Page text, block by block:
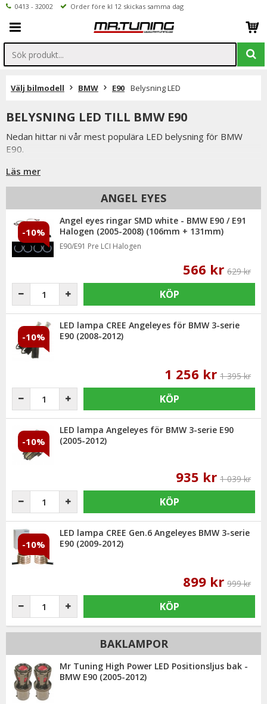
0413 - 32002 Order före kl 12 skickas samma dag
Välj bilmodell BMW E90 Belysning LED
BELYSNING LED TILL BMW E90
Nedan hittar ni vår mest populära LED belysning för BMW
E90.
Är det något ni undrar över eller saknar i vårt sortiment ser vi
Ni når oss på 041332002 (vardagar 9-16) eller per mail
info@mrtuning.se
Läs mer
ANGEL EYES
-10%
Angel eyes ringar SMD white - BMW E90 / E91
Halogen (2005-2008) (106mm + 131mm)
E90/E91 Pre LCI Halogen
566 kr 629 kr
KÖP
-10%
LED lampa CREE Angeleyes för BMW 3-serie
E90 (2008-2012)
1 256 kr 1 395 kr
KÖP
-10%
LED lampa Angeleyes för BMW 3-serie E90
(2005-2012)
935 kr 1 039 kr
KÖP
-10%
LED lampa CREE Gen.6 Angeleyes BMW 3-serie
E90 (2009-2012)
899 kr 999 kr
KÖP
BAKLAMPOR
Mr Tuning High Power LED Positionsljus bak -
BMW E90 (2005-2012)